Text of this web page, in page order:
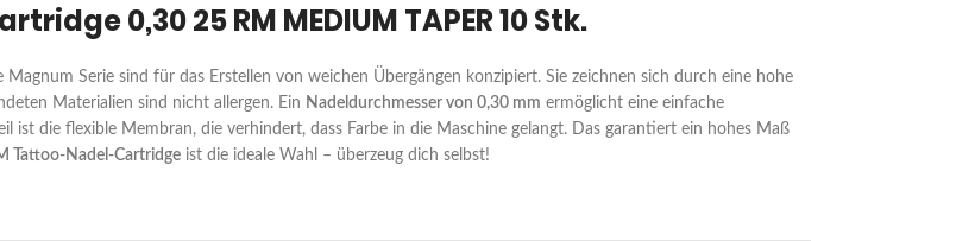
0,30 25 RM MEDIUM TAPER 10 Stk.
Magnum Serie sind für das Erstellen von weichen Übergängen konzipiert. Sie zeichnen sich durch eine hohe
Materialien sind nicht allergen. Ein Nadeldurchmesser von 0,30 mm ermöglicht eine einfache
ist die flexible Membran, die verhindert, dass Farbe in die Maschine gelangt. Das garantiert ein hohes Maß
Tattoo-Nadel-Cartridgeist die ideale Wahl – überzeug dich selbst!